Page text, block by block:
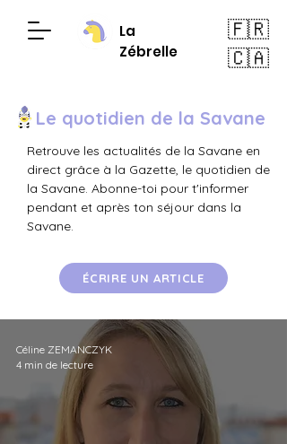
La
Zébrelle
🇫🇷
🇨🇦
Le quotidien de la Savane
Retrouve les actualités de la Savane en
direct grâce à la Gazette, le quotidien de
la Savane. Abonne-toi pour t'informer
pendant et après ton séjour dans la
Savane.
ÉCRIRE UN ARTICLE
Céline ZEMANCZYK
4 min de lecture